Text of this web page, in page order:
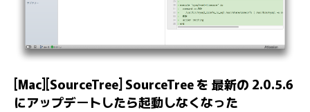
[Mac][SourceTree] SourceTree を 最新の 2.0.5.6
にアップデートしたら起動しなくなった